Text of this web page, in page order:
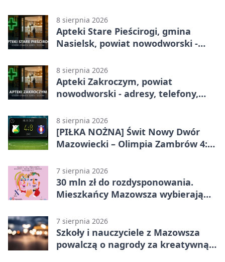
8 sierpnia 2026
Apteki Stare Pieścirogi, gmina
Nasielsk, powiat nowodworski -
8 sierpnia 2026
Apteki Zakroczym, powiat
nowodworski - adresy, telefony,
8 sierpnia 2026
[PIŁKA NOŻNA] Świt Nowy Dwór
Mazowiecki – Olimpia Zambrów 4:0
Grupa 1 (Grupa I)
7 sierpnia 2026
30 mln zł do rozdysponowania.
Mieszkańcy Mazowsza wybierają
7 sierpnia 2026
Szkoły i nauczyciele z Mazowsza
powalczą o nagrody za kreatywną